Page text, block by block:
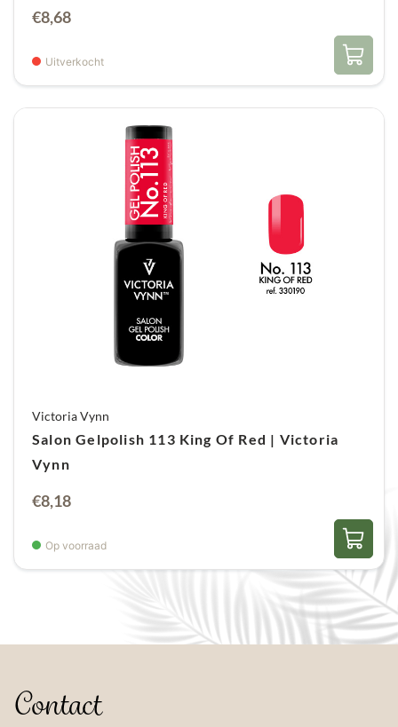
€8,68
Uitverkocht
Victoria Vynn
Salon Gelpolish 113 King Of Red | Victoria
Vynn
€8,18
Op voorraad
Contact